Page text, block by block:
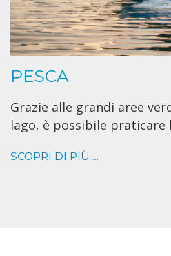
PESCA
Grazie alle grandi aree
lago, è possibile praticare
SCOPRI DI PIÙ ...